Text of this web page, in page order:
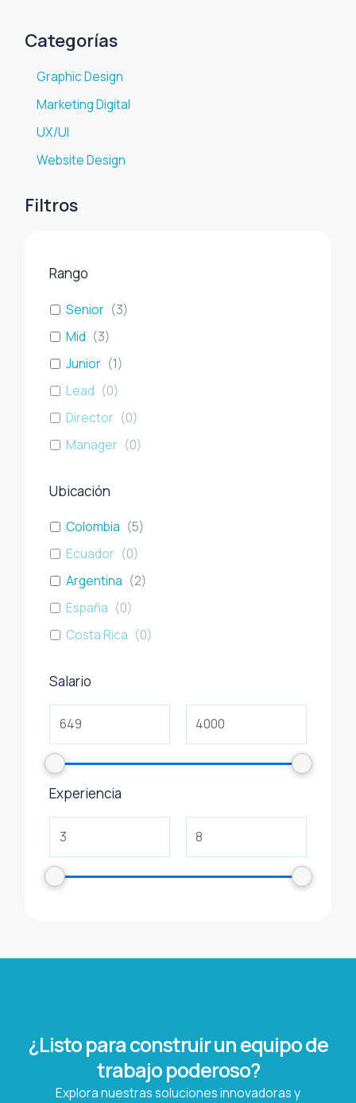
Categorías
Graphic Design
Marketing Digital
UX/UI
Website Design
Filtros
Rango
Senior (3)
Mid (3)
Junior (1)
Lead (0)
Director (0)
Manager (0)
Ubicación
Colombia (5)
Ecuador (0)
Argentina (2)
España (0)
Costa Rica (0)
Salario
Experiencia
¿Listo para construir un equipo de
trabajo poderoso?
Explora nuestras soluciones innovadoras y